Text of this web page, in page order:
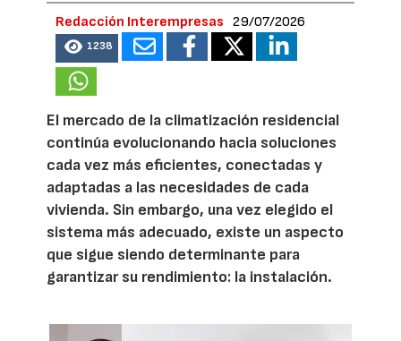
Redacción Interempresas 29/07/2026
1238
El mercado de la climatización residencial
continúa evolucionando hacia soluciones
cada vez más eficientes, conectadas y
adaptadas a las necesidades de cada
vivienda. Sin embargo, una vez elegido el
sistema más adecuado, existe un aspecto
que sigue siendo determinante para
garantizar su rendimiento: la instalación.